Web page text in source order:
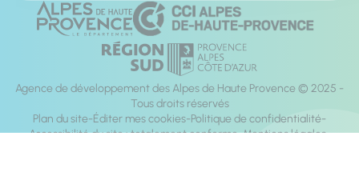
Agence de développement des Alpes de Haute Provence © 2025 -
Tous droits réservés
Plan du site Éditer mes cookies Politique de confidentialité
Accessibilité du site : totalement conforme Mentions légales